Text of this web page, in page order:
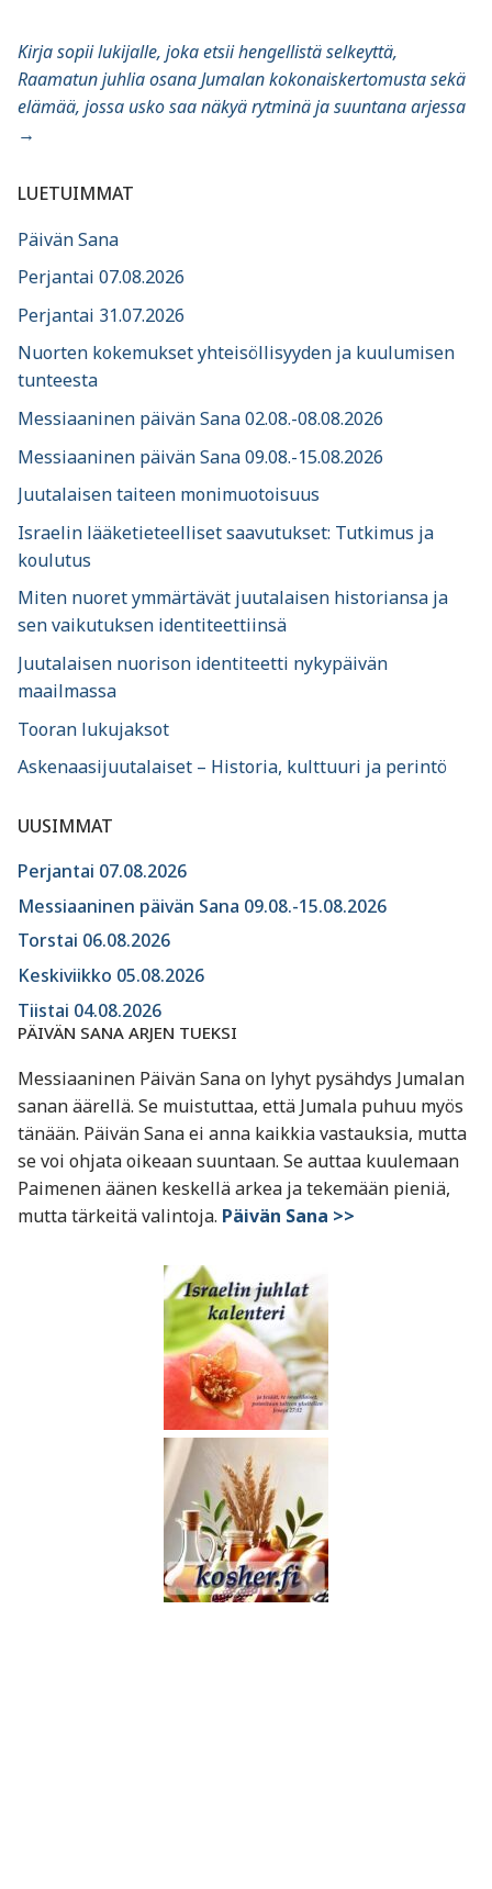
Kirja sopii lukijalle, joka etsii hengellistä selkeyttä,
Raamatun juhlia osana Jumalan kokonaiskertomusta sekä
elämää, jossa usko saa näkyä rytminä ja suuntana arjessa
→
LUETUIMMAT
Päivän Sana
Perjantai 07.08.2026
Perjantai 31.07.2026
Nuorten kokemukset yhteisöllisyyden ja kuulumisen
tunteesta
Messiaaninen päivän Sana 02.08.-08.08.2026
Messiaaninen päivän Sana 09.08.-15.08.2026
Juutalaisen taiteen monimuotoisuus
Israelin lääketieteelliset saavutukset: Tutkimus ja
koulutus
Miten nuoret ymmärtävät juutalaisen historiansa ja
sen vaikutuksen identiteettiinsä
Juutalaisen nuorison identiteetti nykypäivän
maailmassa
Tooran lukujaksot
Askenaasijuutalaiset – Historia, kulttuuri ja perintö
UUSIMMAT
Perjantai 07.08.2026
Messiaaninen päivän Sana 09.08.-15.08.2026
Torstai 06.08.2026
Keskiviikko 05.08.2026
Tiistai 04.08.2026
PÄIVÄN SANA ARJEN TUEKSI
Messiaaninen Päivän Sana on lyhyt pysähdys Jumalan
sanan äärellä. Se muistuttaa, että Jumala puhuu myös
tänään. Päivän Sana ei anna kaikkia vastauksia, mutta
se voi ohjata oikeaan suuntaan. Se auttaa kuulemaan
Paimenen äänen keskellä arkea ja tekemään pieniä,
mutta tärkeitä valintoja. Päivän Sana >>